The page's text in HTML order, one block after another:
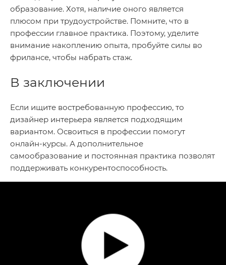
образование. Хотя, наличие оного является
плюсом при трудоустройстве. Помните, что в
профессии главное практика. Поэтому, уделите
внимание накоплению опыта, пробуйте силы во
фрилансе, чтобы набрать стаж.
В заключении
Если ищите востребованную профессию, то
дизайнер интерьера является подходящим
вариантом. Освоиться в профессии помогут
онлайн-курсы. А дополнительное
самообразование и постоянная практика позволят
поддерживать конкурентоспособность.